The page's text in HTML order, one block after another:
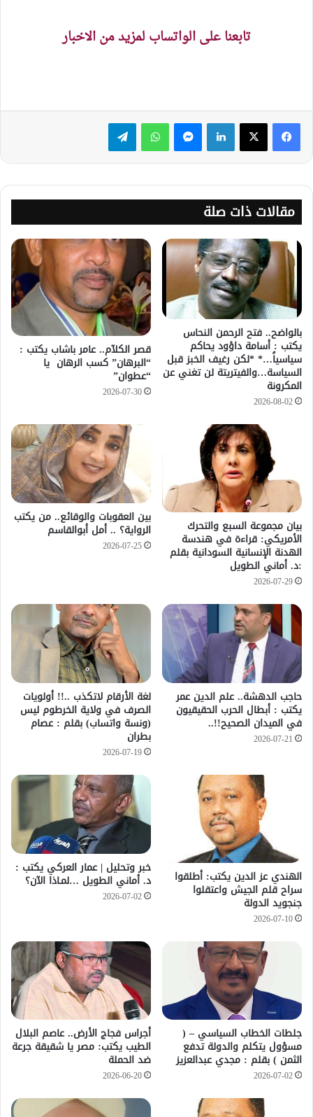
تابعنا على الواتساب لمزيد من الاخبار
لينكدإن ماسنجر واتساب تيلقرام
مقالات ذات صلة
بالواضح.. فتح الرحمن النحاس
يكتب : أسامة داؤود يحاكم
سياسياً…* *لكن رغيف الخبز قبل
السياسة…والفيتريتة لن تغني عن
المكرونة
2026-08-02
قصر الكلآم.. عامر باشاب يكتب :
“البرهان” كسب الرهان يا
“عطوان”
2026-07-30
بيان مجموعة السبع والتحرك
الأمريكي: قراءة في هندسة
الهدنة الإنسانية السودانية بقلم
:د. أماني الطويل
2026-07-29
بين العقوبات والوقائع.. من يكتب
الرواية؟ .. أمل أبوالقاسم
2026-07-25
حاجب الدهشة.. علم الدين عمر
يكتب : أبطال الحرب الحقيقيون
في الميدان الصحيح!!..
2026-07-21
لغة الأرقام لاتكذب ..!! أولويات
الصرف في ولاية الخرطوم ليس
(ونسة واتساب) بقلم : عصام
بطران
2026-07-19
الهندي عز الدين يكتب: أطلقوا
سراح قلم الجيش واعتقلوا
جنجويد الدولة
2026-07-10
خبر وتحليل | عمار العركي يكتب :
د. أماني الطويل …لمـاذا الآن؟
2026-07-02
جلطات الخطاب السياسي – (
مسؤول يتكلم والدولة تدفع
الثمن ) بقلم : مجدي عبدالعزيز
2026-07-02
أجراس فجاج الأرض.. عاصم البلال
الطيب يكتب: مصر يا شقيقة جرعة
ضد الحملة
2026-06-20